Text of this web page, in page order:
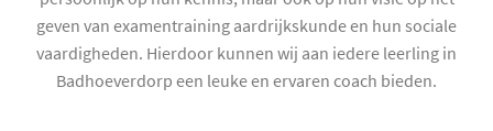
geven van examentraining aardrijkskunde en hun sociale
vaardigheden. Hierdoor kunnen wij aan iedere leerling in
Badhoeverdorp een leuke en ervaren coach bieden.